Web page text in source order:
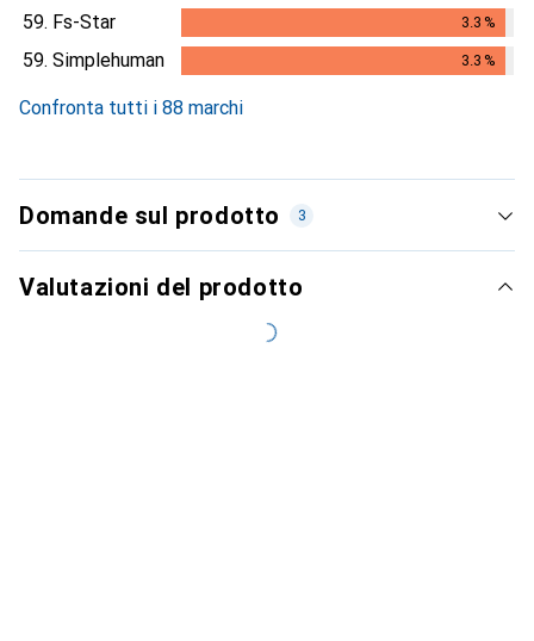
3.1%
59. Fs-Star 3.3 %
3.3%
59. Simplehuman 3.3 %
Confronta tutti i 88 marchi
Domande sul prodotto 3
Valutazioni del prodotto